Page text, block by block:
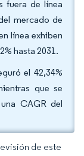
fuera de línea
mercado de
línea exhiben
hasta 2031.
el 42,34%
que se
CAGR del
de este